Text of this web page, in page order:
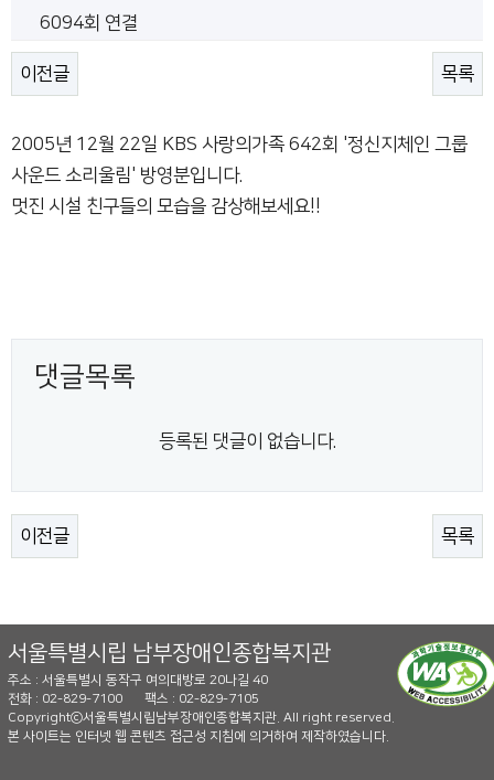
6094회 연결
이전글 목록
2005년 12월 22일 KBS 사랑의가족 642회 '정신지체인 그룹
사운드 소리울림' 방영분입니다.
멋진 시설 친구들의 모습을 감상해보세요!!
댓글목록
등록된 댓글이 없습니다.
이전글 목록
서울특별시립 남부장애인종합복지관
주소 : 서울특별시 동작구 여의대방로 20나길 40
전화 : 02-829-7100
팩스 : 02-829-7105
Copyrightⓒ서울특별시립남부장애인종합복지관. All right reserved.
본 사이트는 인터넷 웹 콘텐츠 접근성 지침에 의거하여 제작하였습니다.